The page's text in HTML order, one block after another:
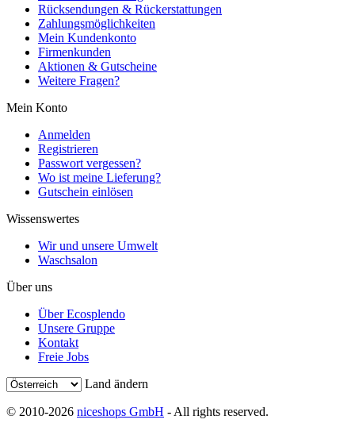
Rücksendungen & Rückerstattungen
Zahlungsmöglichkeiten
Mein Kundenkonto
Firmenkunden
Aktionen & Gutscheine
Weitere Fragen?
Mein Konto
Anmelden
Registrieren
Passwort vergessen?
Wo ist meine Lieferung?
Gutschein einlösen
Wissenswertes
Wir und unsere Umwelt
Waschsalon
Über uns
Über Ecosplendo
Unsere Gruppe
Kontakt
Freie Jobs
Land ändern
© 2010-2026 niceshops GmbH - All rights reserved.